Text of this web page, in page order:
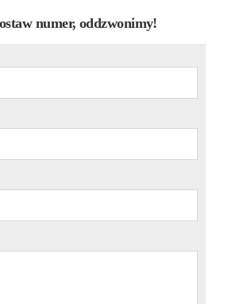
numer, oddzwonimy!